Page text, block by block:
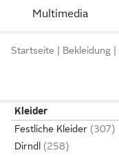
Multimedia
Startseite Bekleidung
Kleider
Festliche Kleider
Dirndl